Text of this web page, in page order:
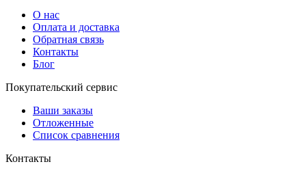
О нас
Оплата и доставка
Обратная связь
Контакты
Блог
Покупательский сервис
Ваши заказы
Отложенные
Список сравнения
Контакты